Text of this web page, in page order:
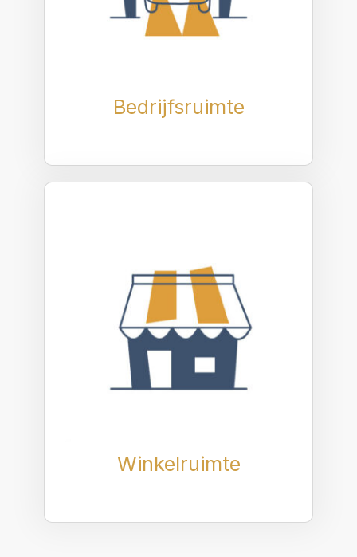
Bedrijfsruimte
Winkelruimte